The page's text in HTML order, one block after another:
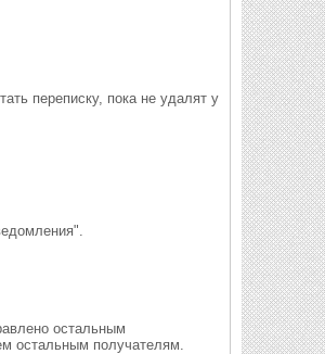
переписку, пока не удалят у
остальным
остальным получателям.